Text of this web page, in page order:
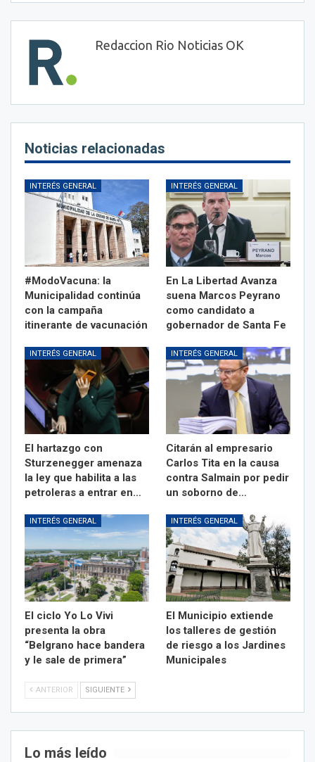
Redaccion Rio Noticias OK
Noticias relacionadas
INTERÉS GENERAL
#ModoVacuna: la
Municipalidad continúa
con la campaña
itinerante de vacunación
INTERÉS GENERAL
En La Libertad Avanza
suena Marcos Peyrano
como candidato a
gobernador de Santa Fe
INTERÉS GENERAL
El hartazgo con
Sturzenegger amenaza
la ley que habilita a las
petroleras a entrar en…
INTERÉS GENERAL
Citarán al empresario
Carlos Tita en la causa
contra Salmain por pedir
un soborno de…
INTERÉS GENERAL
El ciclo Yo Lo Vivi
presenta la obra
“Belgrano hace bandera
y le sale de primera”
INTERÉS GENERAL
El Municipio extiende
los talleres de gestión
de riesgo a los Jardines
Municipales
ANTERIOR SIGUIENTE
Lo más leído